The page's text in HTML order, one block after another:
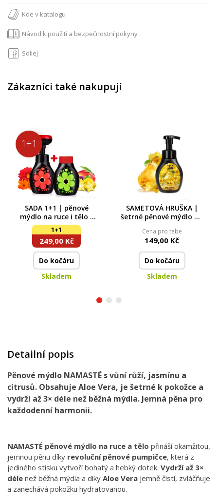
Kde v katalogu
Návod k použití a bezpečnostní pokyny
Sdílej
Zákazníci také nakupují
1+1
SADA 1+1 | pěnové
mýdlo na ruce i tělo s
veselým napěňovačem
DAISY FLOWER | 2×300
ml
1+1
249,00 Kč
Do kočáru
Skladem
SAMETOVÁ HRUŠKA |
šetrné pěnové mýdlo na
Cena pro tebe
149,00 Kč
Do kočáru
Skladem
Detailní popis
Pěnové mýdlo NAMASTÉ s vůní růží, jasmínu a
citrusů. Obsahuje Aloe Vera, je šetrné k pokožce a
vydrží až 3× déle než běžná mýdla. Jemná pěna pro
každodenní harmonii.
NAMASTÉ pěnové mýdlo na ruce a tělo přináší okamžitou,
jemnou pěnu díky revoluční pěnové pumpičce, která z
jediného stisku vytvoří bohatý a hebký dotek. Vydrží až 3×
déle než běžná mýdla a díky Aloe Vera jemně čistí, zvláčňuje
a zanechává pokožku hydratovanou.